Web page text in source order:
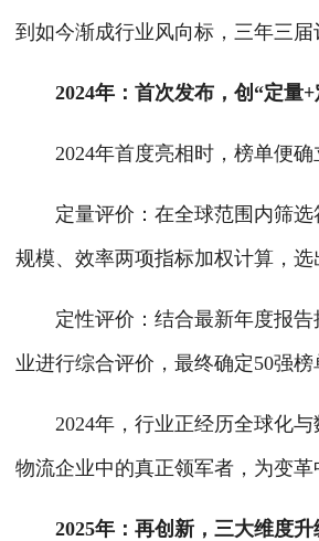
到如今渐成行业风向标，三年三
2024年：首次发布，创“定量
2024年首度亮相时，榜单便
定量评价：在全球范围内筛
规模、效率两项指标加权计算，
定性评价：结合最新年度报
业进行综合评价，最终确定50强榜
2024年，行业正经历全球化
物流企业中的真正领军者，为变
2025年：再创新，三大维度升